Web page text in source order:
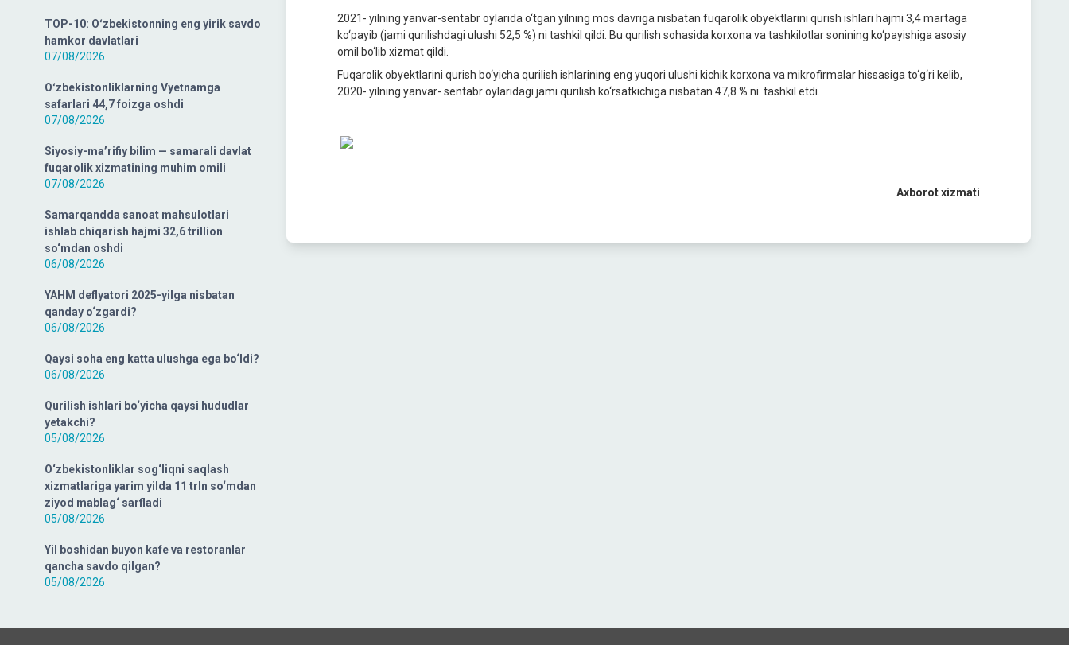
TOP-10: Oʻzbekistonning eng yirik savdo
hamkor davlatlari
07/08/2026
Oʻzbekistonliklarning Vyetnamga
safarlari 44,7 foizga oshdi
07/08/2026
Siyosiy-ma’rifiy bilim — samarali davlat
fuqarolik xizmatining muhim omili
07/08/2026
Samarqandda sanoat mahsulotlari
ishlab chiqarish hajmi 32,6 trillion
so‘mdan oshdi
06/08/2026
YAHM deflyatori 2025-yilga nisbatan
qanday o‘zgardi?
06/08/2026
Qaysi soha eng katta ulushga ega bo‘ldi?
06/08/2026
Qurilish ishlari bo‘yicha qaysi hududlar
yetakchi?
05/08/2026
O‘zbekistonliklar sog‘liqni saqlash
xizmatlariga yarim yilda 11 trln so‘mdan
ziyod mablag‘ sarfladi
05/08/2026
Yil boshidan buyon kafe va restoranlar
qancha savdo qilgan?
05/08/2026
2021- yilning yanvar-sentabr oylarida o‘tgan yilning mos davriga nisbatan fuqarolik obyektlarini qurish ishlari hajmi 3,4 martaga
ko‘payib (jami qurilishdagi ulushi 52,5 %) ni tashkil qildi. Bu qurilish sohasida korxona va tashkilotlar sonining ko‘payishiga asosiy
omil bo‘lib xizmat qildi.
Fuqarolik obyektlarini qurish bo‘yicha qurilish ishlarining eng yuqori ulushi kichik korxona va mikrofirmalar hissasiga to‘g‘ri kelib,
2020- yilning yanvar- sentabr oylaridagi jami qurilish ko‘rsatkichiga nisbatan 47,8 % ni tashkil etdi.
Axborot xizmati